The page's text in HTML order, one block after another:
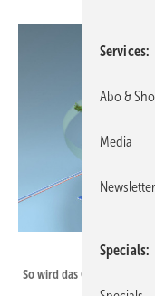
So wird das Quartier
Services
Abo &
Media
Newsletter
Specials